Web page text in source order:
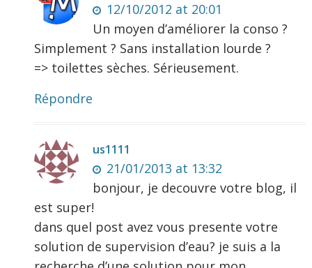
12/10/2012 at 20:01
Un moyen d’améliorer la conso ?
Simplement ? Sans installation lourde ?
=> toilettes sèches. Sérieusement.
Répondre
us1111
21/01/2013 at 13:32
bonjour, je decouvre votre blog, il
est super!
dans quel post avez vous presente votre
solution de supervision d’eau? je suis a la